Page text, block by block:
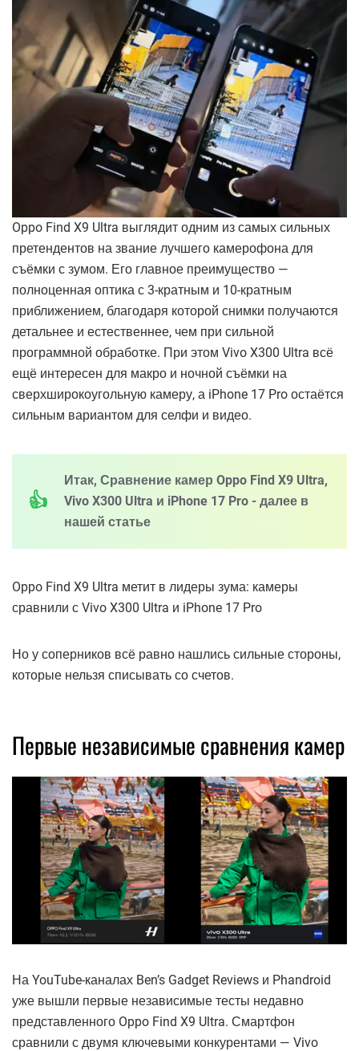
Oppo Find X9 Ultra выглядит одним из самых сильных
претендентов на звание лучшего камерофона для
съёмки с зумом. Его главное преимущество —
полноценная оптика с 3-кратным и 10-кратным
приближением, благодаря которой снимки получаются
детальнее и естественнее, чем при сильной
программной обработке. При этом Vivo X300 Ultra всё
ещё интересен для макро и ночной съёмки на
сверхширокоугольную камеру, а iPhone 17 Pro остаётся
сильным вариантом для селфи и видео.
Итак, Сравнение камер Oppo Find X9 Ultra,
Vivo X300 Ultra и iPhone 17 Pro - далее в
нашей статье
Oppo Find X9 Ultra метит в лидеры зума: камеры
сравнили с Vivo X300 Ultra и iPhone 17 Pro
Но у соперников всё равно нашлись сильные стороны,
которые нельзя списывать со счетов.
Первые независимые сравнения камер
На YouTube-каналах Ben’s Gadget Reviews и Phandroid
уже вышли первые независимые тесты недавно
представленного Oppo Find X9 Ultra. Смартфон
сравнили с двумя ключевыми конкурентами — Vivo